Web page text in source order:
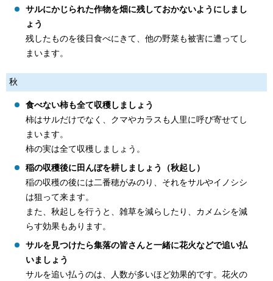
サルにかじられた作物を畑に残しておかないようにしまし
ょう
残したものを後日食べにきて、他の野菜も被害に遭ってし
まいます。
秋
食べない柿も全て収穫しましょう
柿はサルだけでなく、クマやカラスも人里に呼び寄せてし
まいます。
柿の実は全て収穫しましょう。
稲の収穫後に田んぼを耕しましょう（秋起し）
稲の収穫の後には二番穂がみのり、それをサルやイノシシ
は狙って来ます。
また、秋起しを行うと、雑草を減らしたり、カメムシを減
らす効果もあります。
サルを見つけたら集落の皆さんと一緒に花火などで追い払
いましょう
サルを追い払うのは、人数が多いほど効果的です。花火の